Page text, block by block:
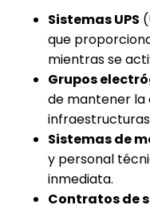
Sistemas UPS
que
mientras se
Grupos
de mantener
Sistemas de
y personal
inmediata.
Contratos de